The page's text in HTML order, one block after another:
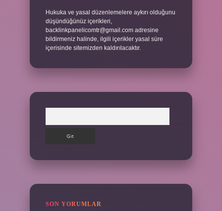
Hukuka ve yasal düzenlemelere aykırı olduğunu
düşündüğünüz içerikleri,
backlinkpanelicomtr@gmail.com adresine
bildirmeniz halinde, ilgili içerikler yasal süre
içerisinde sitemizden kaldırılacaktır.
SON YORUMLAR